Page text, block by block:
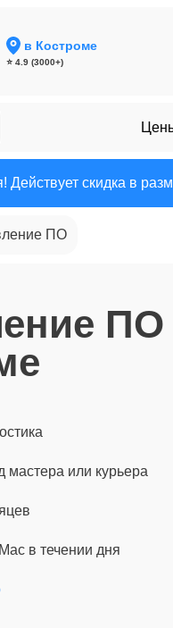
в Костроме
⭐ 4.9 (3000+)
Действует скидка в
ПО
ПО
мастера или курьера
в течении дня